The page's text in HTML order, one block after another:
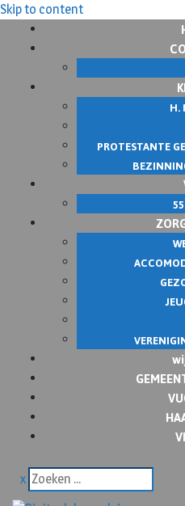
Skip to content
H.
PROTESTANTE
x